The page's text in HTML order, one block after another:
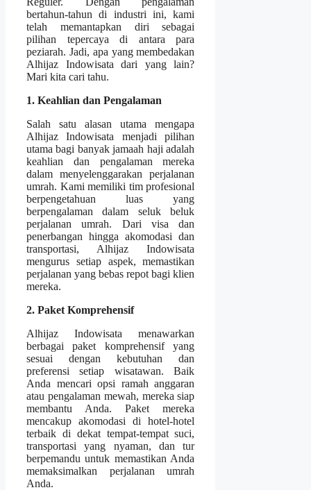
bertahun-tahun di industri ini, kami
telah memantapkan diri sebagai
pilihan tepercaya di antara para
peziarah. Jadi, apa yang membedakan
Alhijaz Indowisata dari yang lain?
Mari kita cari tahu.
1. Keahlian dan Pengalaman
Salah satu alasan utama mengapa
Alhijaz Indowisata menjadi pilihan
utama bagi banyak jamaah haji adalah
keahlian dan pengalaman mereka
dalam menyelenggarakan perjalanan
umrah. Kami memiliki tim profesional
berpengetahuan luas yang
berpengalaman dalam seluk beluk
perjalanan umrah. Dari visa dan
penerbangan hingga akomodasi dan
transportasi, Alhijaz Indowisata
mengurus setiap aspek, memastikan
perjalanan yang bebas repot bagi klien
mereka.
2. Paket Komprehensif
Alhijaz Indowisata menawarkan
berbagai paket komprehensif yang
sesuai dengan kebutuhan dan
preferensi setiap wisatawan. Baik
Anda mencari opsi ramah anggaran
atau pengalaman mewah, mereka siap
membantu Anda. Paket mereka
mencakup akomodasi di hotel-hotel
terbaik di dekat tempat-tempat suci,
transportasi yang nyaman, dan tur
berpemandu untuk memastikan Anda
memaksimalkan perjalanan umrah
Anda.